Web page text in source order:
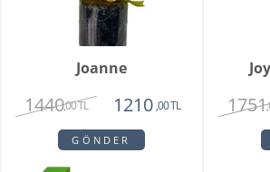
Joanne
1440,00 TL 1210 ,00 TL
GÖNDER
1751